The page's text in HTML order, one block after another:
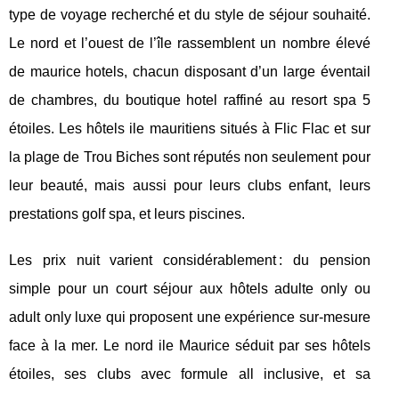
type de voyage recherché et du style de séjour souhaité.
Le nord et l’ouest de l’île rassemblent un nombre élevé
de maurice hotels, chacun disposant d’un large éventail
de chambres, du boutique hotel raffiné au resort spa 5
étoiles. Les hôtels ile mauritiens situés à Flic Flac et sur
la plage de Trou Biches sont réputés non seulement pour
leur beauté, mais aussi pour leurs clubs enfant, leurs
prestations golf spa, et leurs piscines.
Les prix nuit varient considérablement : du pension
simple pour un court séjour aux hôtels adulte only ou
adult only luxe qui proposent une expérience sur-mesure
face à la mer. Le nord ile Maurice séduit par ses hôtels
étoiles, ses clubs avec formule all inclusive, et sa